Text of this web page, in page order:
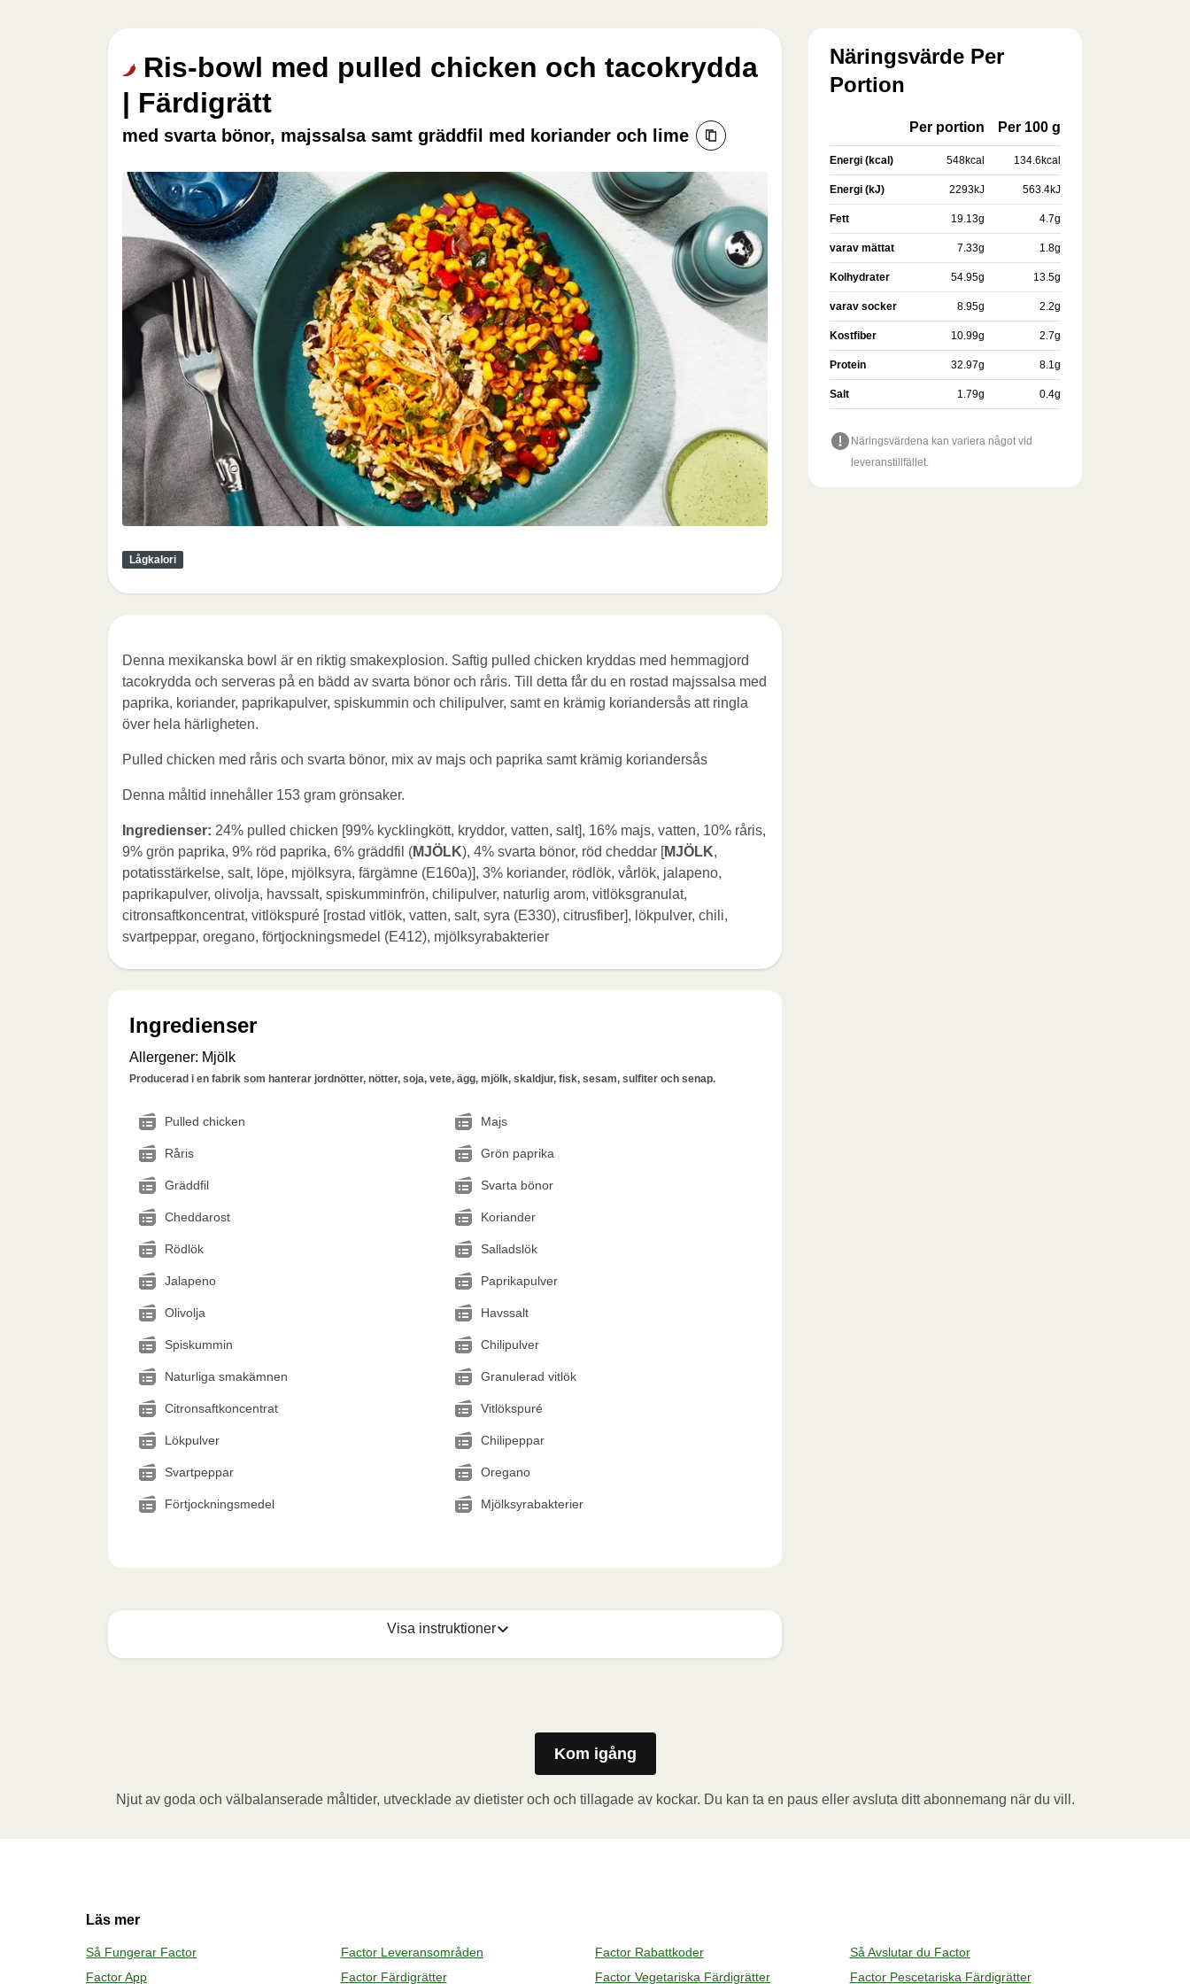
Ris-bowl med pulled chicken och tacokrydda
| Färdigrätt
med svarta bönor, majssalsa samt gräddfil med koriander och lime
Lågkalori
Denna mexikanska bowl är en riktig smakexplosion. Saftig pulled chicken kryddas med hemmagjord
tacokrydda och serveras på en bädd av svarta bönor och råris. Till detta får du en rostad majssalsa med
paprika, koriander, paprikapulver, spiskummin och chilipulver, samt en krämig koriandersås att ringla
över hela härligheten.
Pulled chicken med råris och svarta bönor, mix av majs och paprika samt krämig koriandersås
Denna måltid innehåller 153 gram grönsaker.
Ingredienser: 24% pulled chicken [99% kycklingkött, kryddor, vatten, salt], 16% majs, vatten, 10% råris,
9% grön paprika, 9% röd paprika, 6% gräddfil (MJÖLK), 4% svarta bönor, röd cheddar [MJÖLK,
potatisstärkelse, salt, löpe, mjölksyra, färgämne (E160a)], 3% koriander, rödlök, vårlök, jalapeno,
paprikapulver, olivolja, havssalt, spiskumminfrön, chilipulver, naturlig arom, vitlöksgranulat,
citronsaftkoncentrat, vitlökspuré [rostad vitlök, vatten, salt, syra (E330), citrusfiber], lökpulver, chili,
svartpeppar, oregano, förtjockningsmedel (E412), mjölksyrabakterier
Ingredienser
Allergener: Mjölk
Producerad i en fabrik som hanterar jordnötter, nötter, soja, vete, ägg, mjölk, skaldjur, fisk, sesam, sulfiter och senap.
Pulled chicken Majs
Råris Grön paprika
Gräddfil Svarta bönor
Cheddarost Koriander
Rödlök Salladslök
Jalapeno Paprikapulver
Olivolja Havssalt
Spiskummin Chilipulver
Naturliga smakämnen Granulerad vitlök
Citronsaftkoncentrat Vitlökspuré
Lökpulver Chilipeppar
Svartpeppar Oregano
Förtjockningsmedel Mjölksyrabakterier
Visa instruktioner
vila i 1 minut innan du tar bort folien. Se upp för varm ånga när du öppnar behållaren. Tillsätt
Ugn (170˚C)
Näringsvärde Per
Portion
Per portion Per 100 g
Energi (kcal) 548kcal 134.6kcal
Energi (kJ) 2293kJ 563.4kJ
Fett 19.13g 4.7g
varav mättat 7.33g 1.8g
Kolhydrater 54.95g 13.5g
varav socker 8.95g 2.2g
Kostfiber 10.99g 2.7g
Protein 32.97g 8.1g
Salt 1.79g 0.4g
Näringsvärdena kan variera något vid
leveranstillfället.
Kom igång
Njut av goda och välbalanserade måltider, utvecklade av dietister och och tillagade av kockar. Du kan ta en paus eller avsluta ditt abonnemang när du vill.
Läs mer
Så Fungerar Factor Factor Leveransområden Factor Rabattkoder
Så Avslutar du Factor
Factor App
Factor Färdigrätter Factor Vegetariska Färdigrätter Factor Pescetariska Färdigrätter